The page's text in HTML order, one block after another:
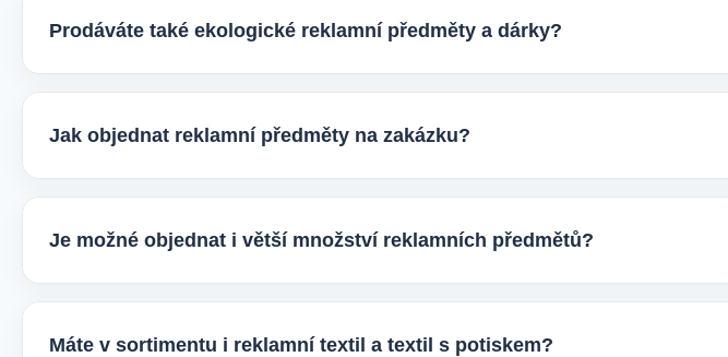
Prodáváte také ekologické reklamní předměty a dárky?
Jak objednat reklamní předměty na zakázku?
Je možné objednat i větší množství reklamních předmětů?
Máte v sortimentu i reklamní textil a textil s potiskem?